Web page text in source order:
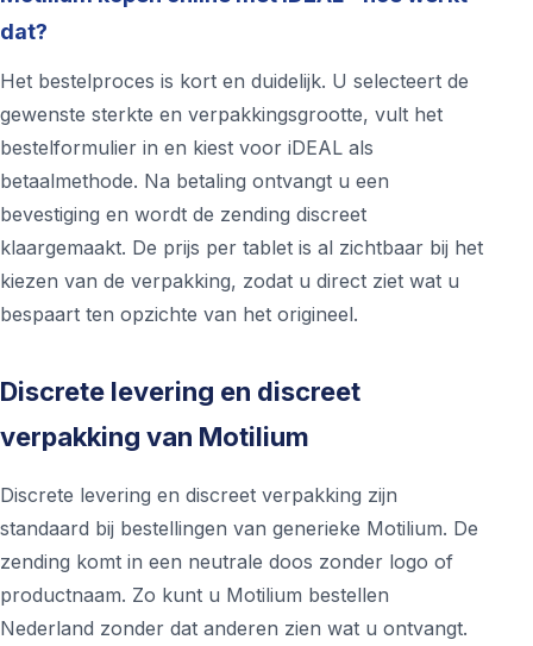
dat?
Het bestelproces is kort en duidelijk. U selecteert de
gewenste sterkte en verpakkingsgrootte, vult het
bestelformulier in en kiest voor iDEAL als
betaalmethode. Na betaling ontvangt u een
bevestiging en wordt de zending discreet
klaargemaakt. De prijs per tablet is al zichtbaar bij het
kiezen van de verpakking, zodat u direct ziet wat u
bespaart ten opzichte van het origineel.
Discrete levering en discreet
verpakking van Motilium
Discrete levering en discreet verpakking zijn
standaard bij bestellingen van generieke Motilium. De
zending komt in een neutrale doos zonder logo of
productnaam. Zo kunt u Motilium bestellen
Nederland zonder dat anderen zien wat u ontvangt.